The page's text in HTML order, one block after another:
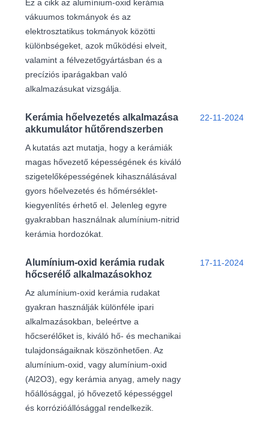
Ez a cikk az alumínium-oxid kerámia
vákuumos tokmányok és az
elektrosztatikus tokmányok közötti
különbségeket, azok működési elveit,
valamint a félvezetőgyártásban és a
precíziós iparágakban való
alkalmazásukat vizsgálja.
Kerámia hőelvezetés alkalmazása
akkumulátor hűtőrendszerben
A kutatás azt mutatja, hogy a kerámiák
magas hővezető képességének és kiváló
szigetelőképességének kihasználásával
gyors hőelvezetés és hőmérséklet-
kiegyenlítés érhető el. Jelenleg egyre
gyakrabban használnak alumínium-nitrid
kerámia hordozókat.
22-11-2024
Alumínium-oxid kerámia rudak
hőcserélő alkalmazásokhoz
Az alumínium-oxid kerámia rudakat
gyakran használják különféle ipari
alkalmazásokban, beleértve a
hőcserélőket is, kiváló hő- és mechanikai
tulajdonságaiknak köszönhetően. Az
alumínium-oxid, vagy alumínium-oxid
(Al2O3), egy kerámia anyag, amely nagy
hőállósággal, jó hővezető képességgel
és korrózióállósággal rendelkezik.
17-11-2024